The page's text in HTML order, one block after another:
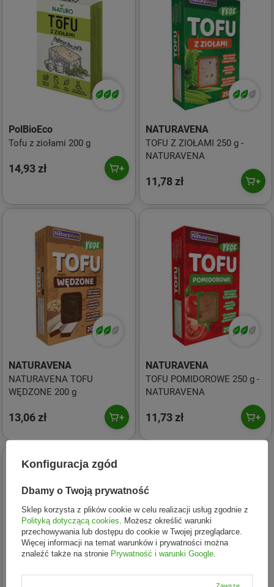
PolBioEco
Tofu z ziołami 200 g
14,93 zł
NATURAVENA
TOFU Z ZIOŁAMI 250 g -
NATURAVENA
11,78 zł
NATURAVENA
NATURAVENA TOFU
WĘDZONE 200 g
13,06 zł
NATURAVENA
TOFU POMIDOROWE 250 g -
NATURAVENA
11,73 zł
Konfiguracja zgód
Dbamy o Twoją prywatność
Sklep korzysta z plików cookie w celu realizacji usług zgodnie z
Polityką dotyczącą cookies . Możesz określić warunki
przechowywania lub dostępu do cookie w Twojej przeglądarce.
Więcej informacji na temat warunków i prywatności można
znaleźć także na stronie Prywatność i warunki Google